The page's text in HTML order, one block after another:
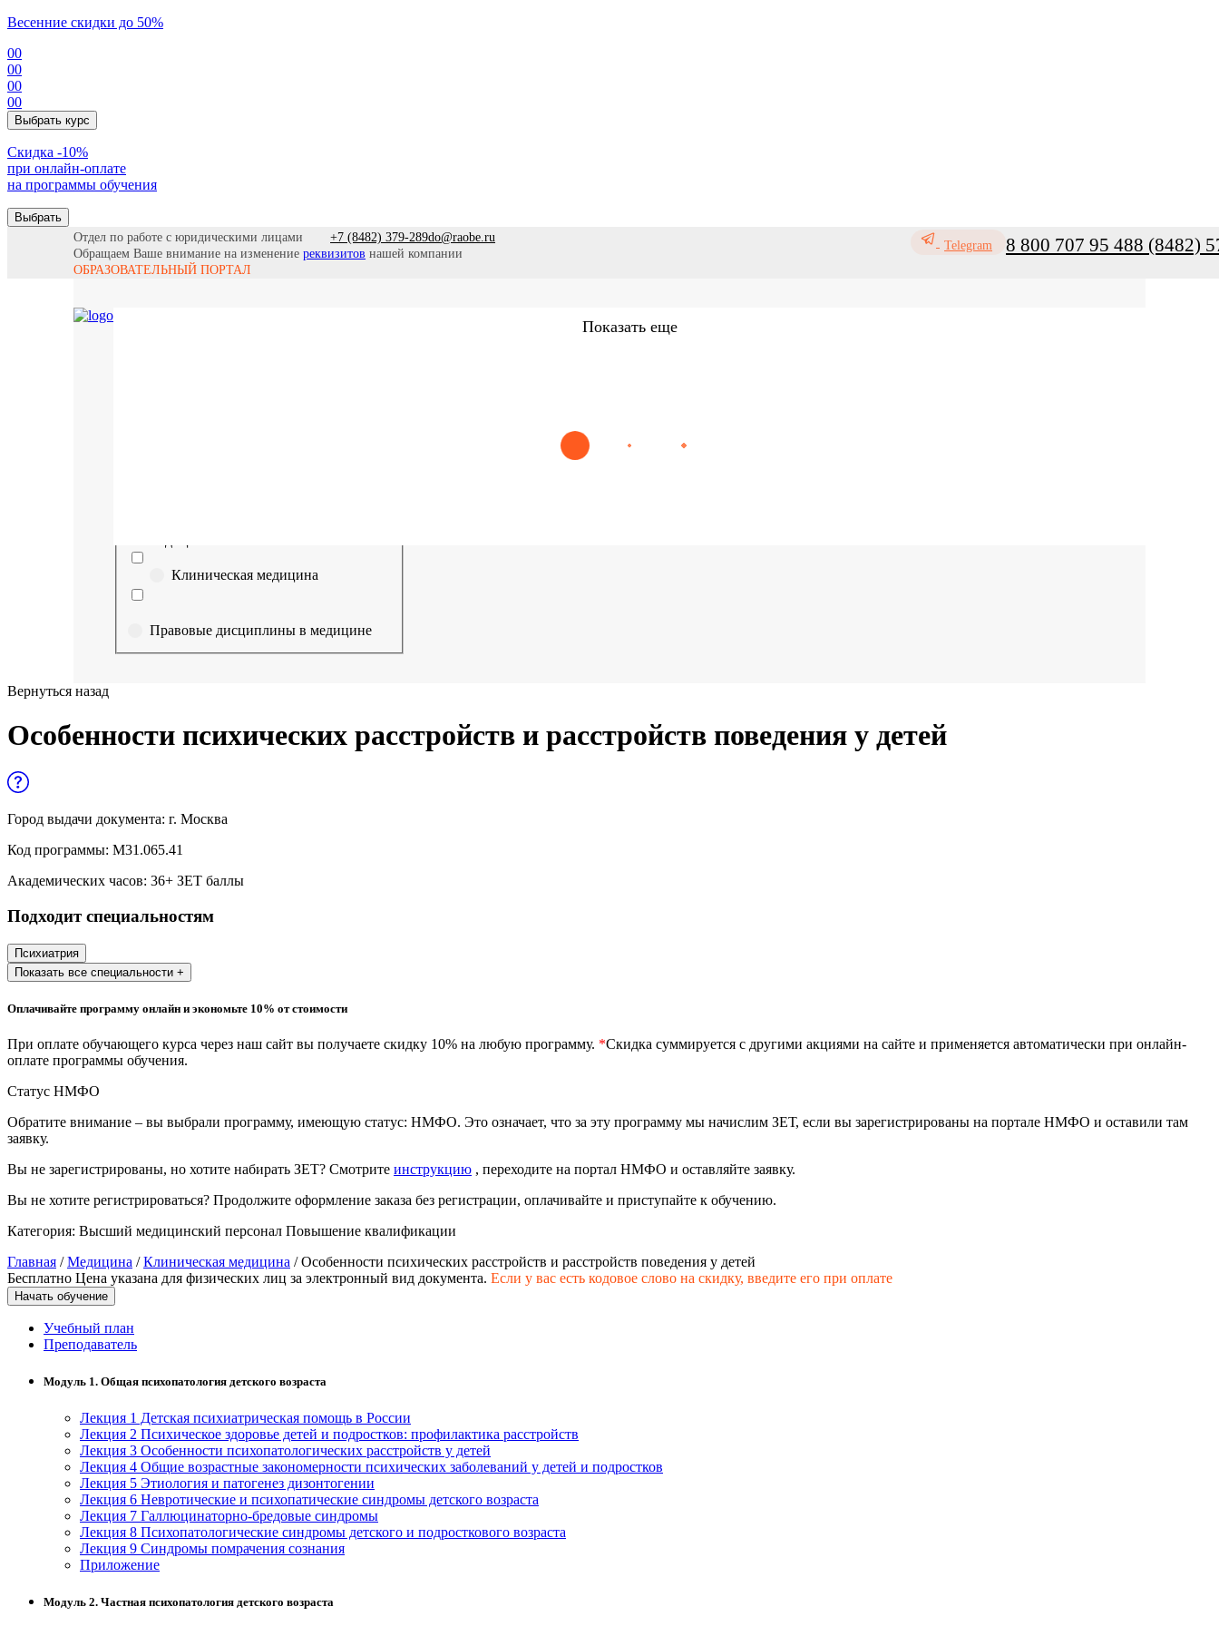
Весенние скидки до 50%
00
00
00
00
Выбрать курс
Cкидка -10%
при онлайн-оплате
на программы обучения
Выбрать
Отдел по работе с юридическими лицами
+7 (8482) 379-289do@raobe.ru
Обращаем Ваше внимание на изменениереквизитов нашей компании
ОБРАЗОВАТЕЛЬНЫЙ ПОРТАЛ
Telegram 8 800 707 95 488 (8482)
Показать еще
Эпидемиология
Клиническая медицина
Правовые дисциплины в медицине
медицине
Образование и педагогические науки
Социология и социальная работа
История и археология
Техносферная безопасность и ОТ
природообустройство
Экологическая безопасность в
промышленности
Техносферная безопасность
Экономика и управление
Управление производством
общественного питания в
организации
Управление административно-
хозяйственной деятельностью
Техника-технологии
Вернуться назад
Особенности психических расстройств и расстройств поведения у детей
Город выдачи документа: г. Москва
Код программы: М31.065.41
Академических часов: 36+ ЗЕТ баллы
Подходит специальностям
Психиатрия
Показать все специальности +
Оплачивайте программу онлайн и экономьте 10% от стоимости
При оплате обучающего курса через наш сайт вы получаете скидку 10% на любую программу. *Скидка суммируется с другими акциями на сайте и применяется автоматически при онлайн-
оплате программы обучения.
Статус НМФО
Обратите внимание – вы выбрали программу, имеющую статус: НМФО. Это означает, что за эту программу мы начислим ЗЕТ, если вы зарегистрированы на портале НМФО и оставили там
заявку.
Вы не зарегистрированы, но хотите набирать ЗЕТ? Смотрите инструкцию , переходите на портал НМФО и оставляйте заявку.
Вы не хотите регистрироваться? Продолжите оформление заказа без регистрации, оплачивайте и приступайте к обучению.
Категория: Высший медицинский персонал Повышение квалификации
Главная /Медицина /Клиническая медицина / Особенности психических расстройств и расстройств поведения у детей
Бесплатно Цена указана для физических лиц за электронный вид документа. Если у вас есть кодовое слово на скидку, введите его при оплате
Начать обучение
Учебный план
Преподаватель
Модуль 1. Общая психопатология детского возраста
Лекция 1 Детская психиатрическая помощь в России
Лекция 2 Психическое здоровье детей и подростков: профилактика расстройств
Лекция 3 Особенности психопатологических расстройств у детей
Лекция 4 Общие возрастные закономерности психических заболеваний у детей и подростков
Лекция 5 Этиология и патогенез дизонтогении
Лекция 6 Невротические и психопатические синдромы детского возраста
Лекция 7 Галлюцинаторно-бредовые синдромы
Лекция 8 Психопатологические синдромы детского и подросткового возраста
Лекция 9 Синдромы помрачения сознания
Приложение
Модуль 2. Частная психопатология детского возраста